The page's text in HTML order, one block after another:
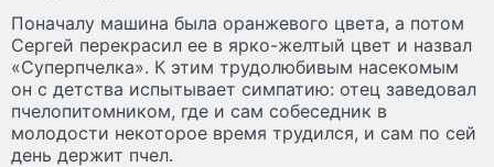
Поначалу машина была оранжевого цвета, а потом
Сергей перекрасил ее в ярко-желтый цвет и назвал
«Суперпчелка». К этим трудолюбивым насекомым
он с детства испытывает симпатию: отец заведовал
пчелопитомником, где и сам собеседник в
молодости некоторое время трудился, и сам по сей
день держит пчел.